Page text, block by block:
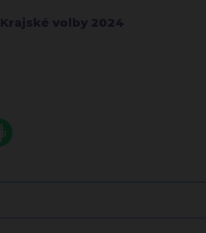
Krajské volby 2024